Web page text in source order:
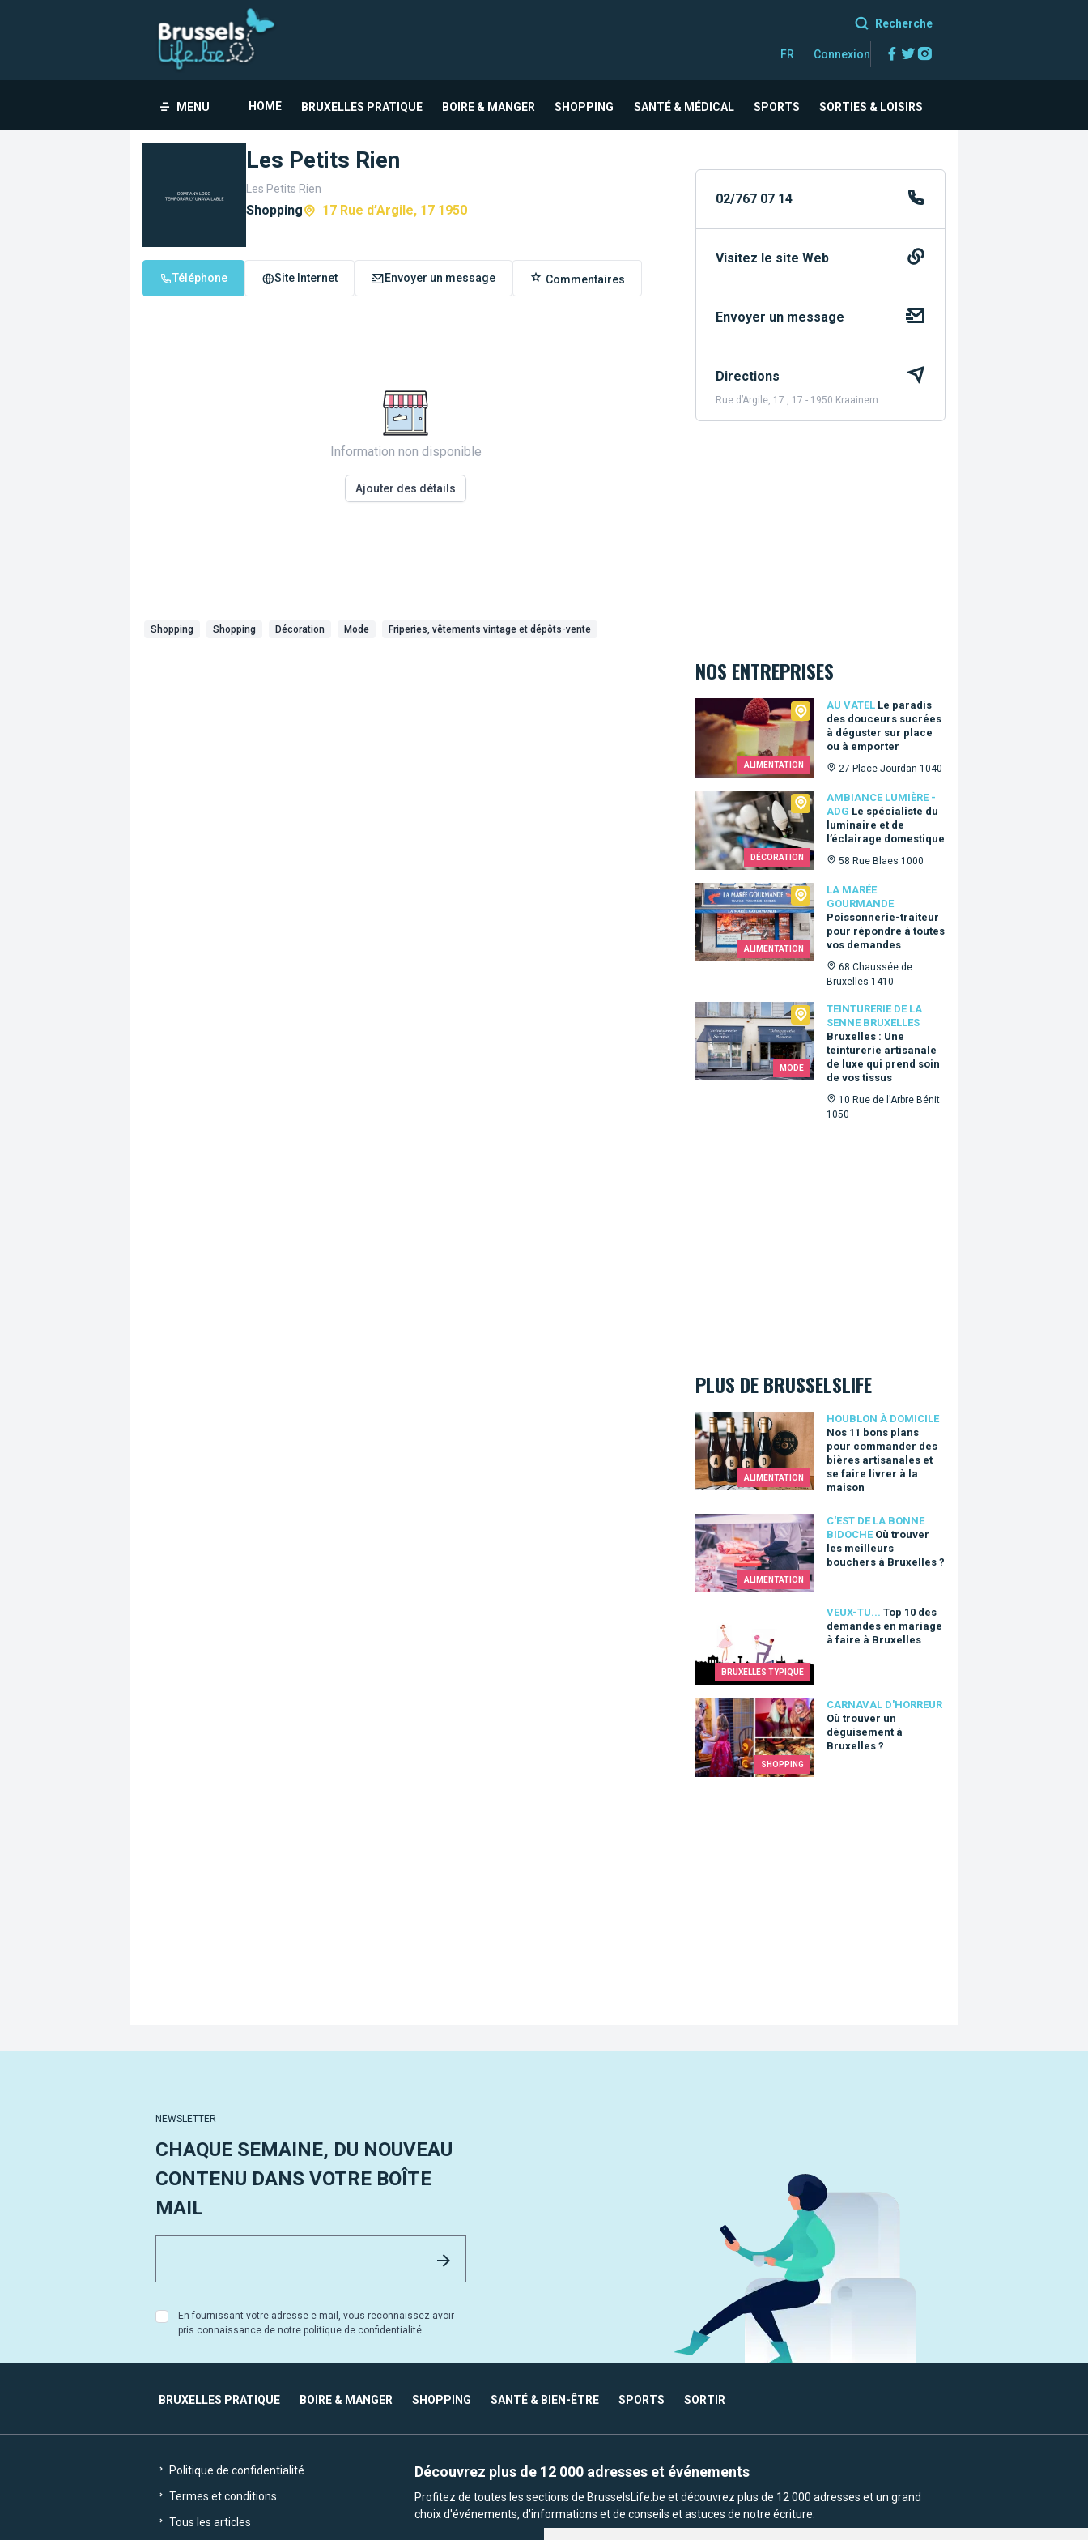
Recherche
FR Connexion Facebook
Twitter
MENU HOME BRUXELLES PRATIQUE BOIRE & MANGER SHOPPING SANTÉ & MÉDICAL SPORTS SORTIES & LOISIRS
Les Petits Rien
Les Petits Rien
Shopping 17 Rue d’Argile, 17 1950
Téléphone Site Internet Envoyer un message Commentaires
Information non disponible
Ajouter des détails
Shopping Shopping Décoration Mode Friperies, vêtements vintage et dépôts-vente
02/767 07 14
Visitez le site Web
Envoyer un message
Directions
Rue d’Argile, 17 , 17 - 1950 Kraainem
NOS ENTREPRISES
ALIMENTATION
AU VATEL Le paradis
des douceurs sucrées
à déguster sur place
ou à emporter
27 Place Jourdan 1040
Au Vatel
DÉCORATION
AMBIANCE LUMIÈRE -
ADG Le spécialiste du
luminaire et de
l’éclairage domestique
58 Rue Blaes 1000
Ambiance Lumière - ADG
ALIMENTATION
LA MARÉE
GOURMANDE
Poissonnerie-traiteur
pour répondre à toutes
vos demandes
68 Chaussée de
Bruxelles 1410
La Marée Gourmande
MODE
TEINTURERIE DE LA
SENNE BRUXELLES
Bruxelles : Une
teinturerie artisanale
de luxe qui prend soin
de vos tissus
10 Rue de l'Arbre Bénit
1050
Teinturerie de la Senne Bruxelles
PLUS DE BRUSSELSLIFE
ALIMENTATION
HOUBLON À DOMICILE
Nos 11 bons plans
pour commander des
bières artisanales et
se faire livrer à la
maison
Nos 11 bons plans pour commander des bières artisanales et se
ALIMENTATION
C'EST DE LA BONNE
BIDOCHE Où trouver
les meilleurs
bouchers à Bruxelles ?
Où trouver les meilleurs bouchers à Bruxelles ?
BRUXELLES TYPIQUE
VEUX-TU... Top 10 des
demandes en mariage
à faire à Bruxelles
Top 10 des demandes en mariage à faire à Bruxelles
SHOPPING
CARNAVAL D'HORREUR
Où trouver un
déguisement à
Bruxelles ?
Où trouver un déguisement à Bruxelles ?
NEWSLETTER
CHAQUE SEMAINE, DU NOUVEAU
CONTENU DANS VOTRE BOÎTE
MAIL
En fournissant votre adresse e-mail, vous reconnaissez avoir
pris connaissance de notre politique de confidentialité.
BRUXELLES PRATIQUE BOIRE & MANGER SHOPPING SANTÉ & BIEN-ÊTRE SPORTS SORTIR
Politique de confidentialité
Termes et conditions
Tous les articles
Découvrez plus de 12 000 adresses et événements
Profitez de toutes les sections de BrusselsLife.be et découvrez plus de 12 000 adresses et un grand
choix d'événements, d'informations et de conseils et astuces de notre écriture.